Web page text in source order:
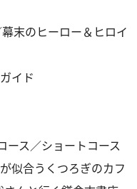
末のヒーロー＆ヒロイ
イド
ス／ショートコース
似合うくつろぎのカフ